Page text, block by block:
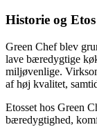
Historie og Etos
Green Chef blev
lave bæredygtige
miljøvenlige.
af høj kvalitet,
Etosset hos Green
bæredygtighed,